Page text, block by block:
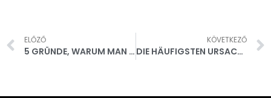
ELŐZŐ
5 GRÜNDE, WARUM MAN SCHMUSE-DUELL HABEN UND SPIELEN SOLLTE
KÖVETKEZŐ
DIE HÄUFIGSTEN URSACHEN FÜR UNTREUE IN EHEN